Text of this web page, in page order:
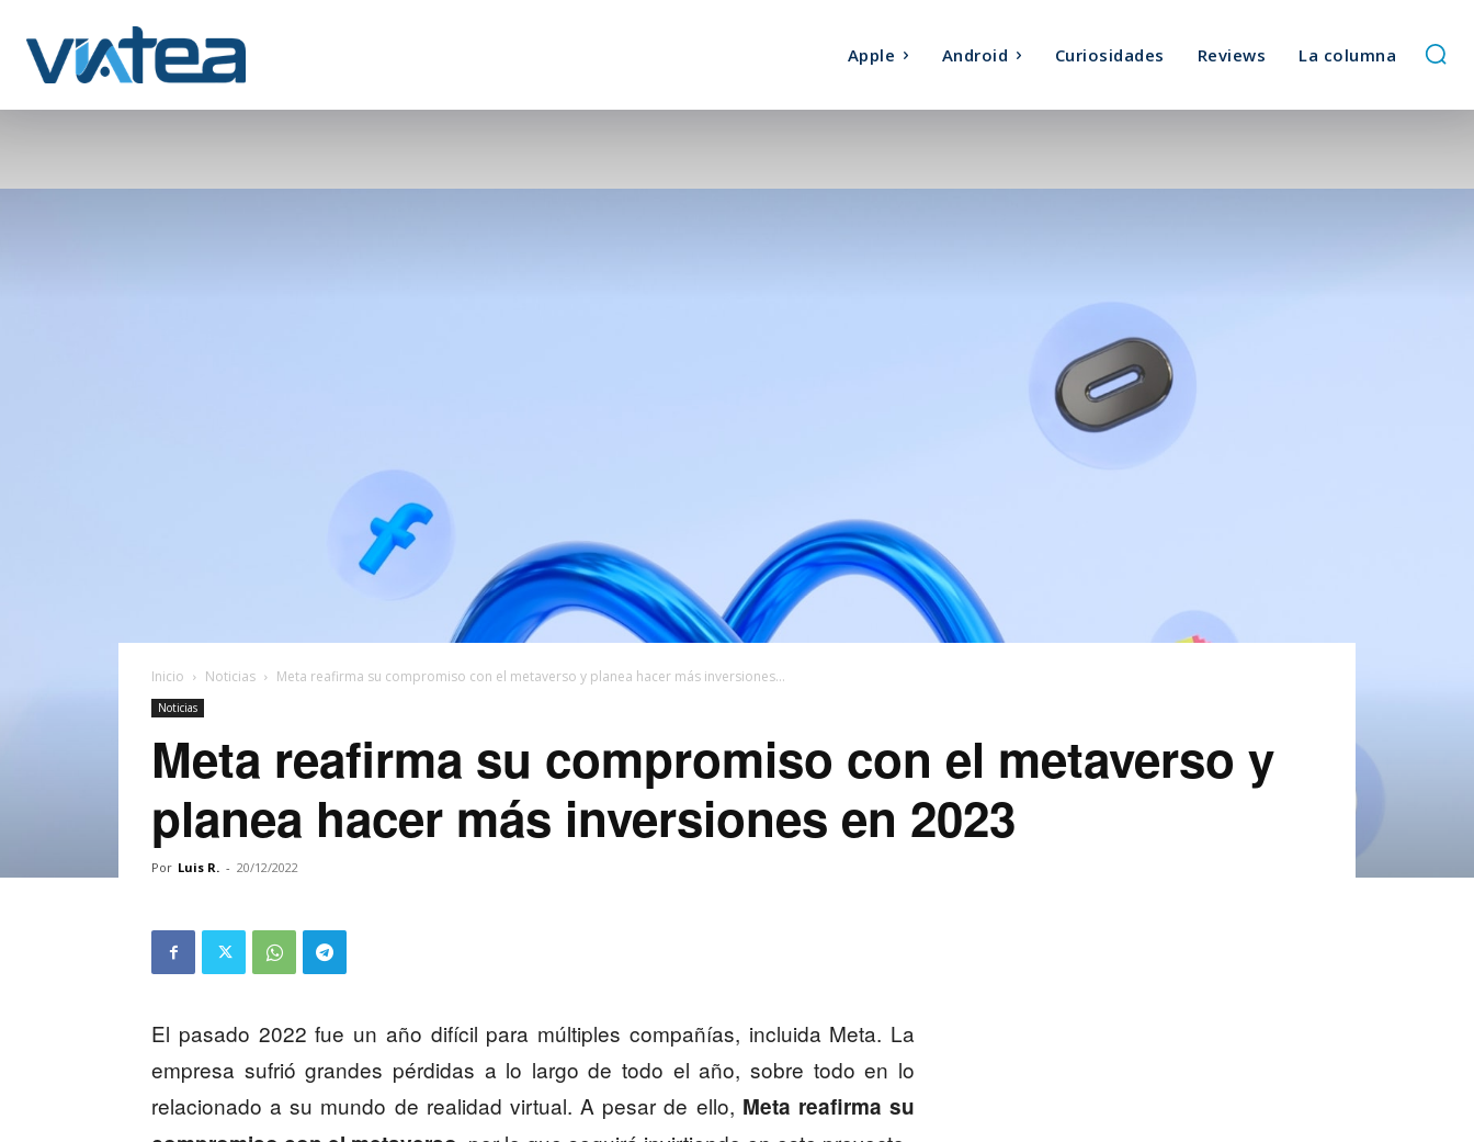
Apple Android Curiosidades Reviews La columna
Inicio Noticias Meta reafirma su compromiso con el metaverso y planea hacer más inversiones...
Noticias
Meta reafirma su compromiso con el metaverso y
planea hacer más inversiones en 2023
Por Luis R. - 20/12/2022
El pasado 2022 fue un año difícil para múltiples compañías, incluida Meta. La
empresa sufrió grandes pérdidas a lo largo de todo el año, sobre todo en lo
relacionado a su mundo de realidad virtual. A pesar de ello, Meta reafirma su